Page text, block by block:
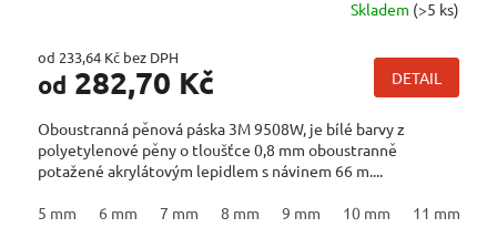
Skladem (>5 ks)
od 233,64 Kč bez DPH
od 282,70 Kč DETAIL
Oboustranná pěnová páska 3M 9508W, je bílé barvy z
polyetylenové pěny o tloušťce 0,8 mm oboustranně
potažené akrylátovým lepidlem s návinem 66 m....
5 mm 6 mm 7 mm 8 mm 9 mm 10 mm 11 mm